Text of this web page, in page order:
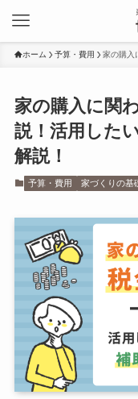
ホーム 予算・費用 家の購入
家の購入に関
説！活用した
解説！
予算・費用 家づくりの基